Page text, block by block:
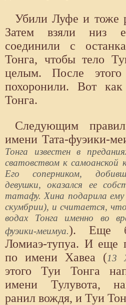
Убили Луфе и тоже
Затем взяли низ
соединили с
Тонга, чтобы тело
целым. После этого
похоронили. Вот
Тонга.
Следующим
имени Тата-фуэики-
Тонга известен в
сватовством к самоанской
Его соперником,
девушки, оказался ее
татафу. Хина подарила
скумбрии), и считается,
водах Тонга именно во
фуэики-меимуа.). Еще
Ломиаэ-тупуа. И еще
по имени Хавеа (13
этого Туи Тонга
имени Тулувота,
ранил вождя, и Туи